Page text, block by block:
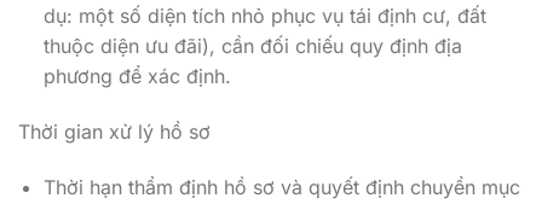
dụ: một số diện tích nhỏ phục vụ tái định cư, đất
thuộc diện ưu đãi), cần đối chiếu quy định địa
phương để xác định.
Thời gian xử lý hồ sơ
Thời hạn thẩm định hồ sơ và quyết định chuyển mục